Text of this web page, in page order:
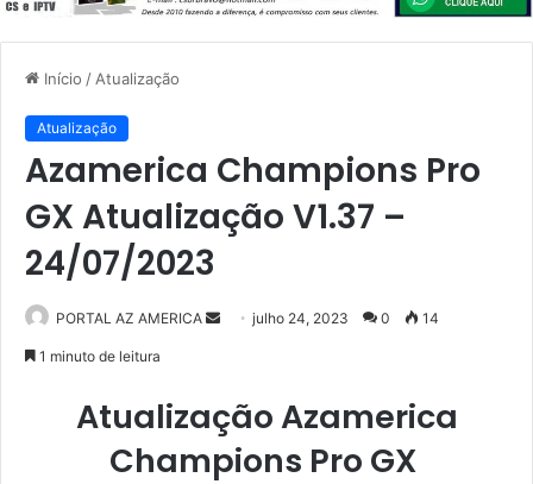
Início / Atualização
Atualização
Azamerica Champions Pro
GX Atualização V1.37 –
24/07/2023
PORTAL AZ AMERICA
e
u
julho 24, 2023 0 14
1 minuto de leitura
Atualização Azamerica
Champions Pro GX